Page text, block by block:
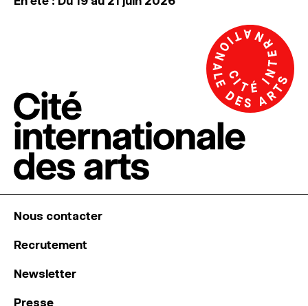
Nous contacter
Recrutement
Newsletter
Presse